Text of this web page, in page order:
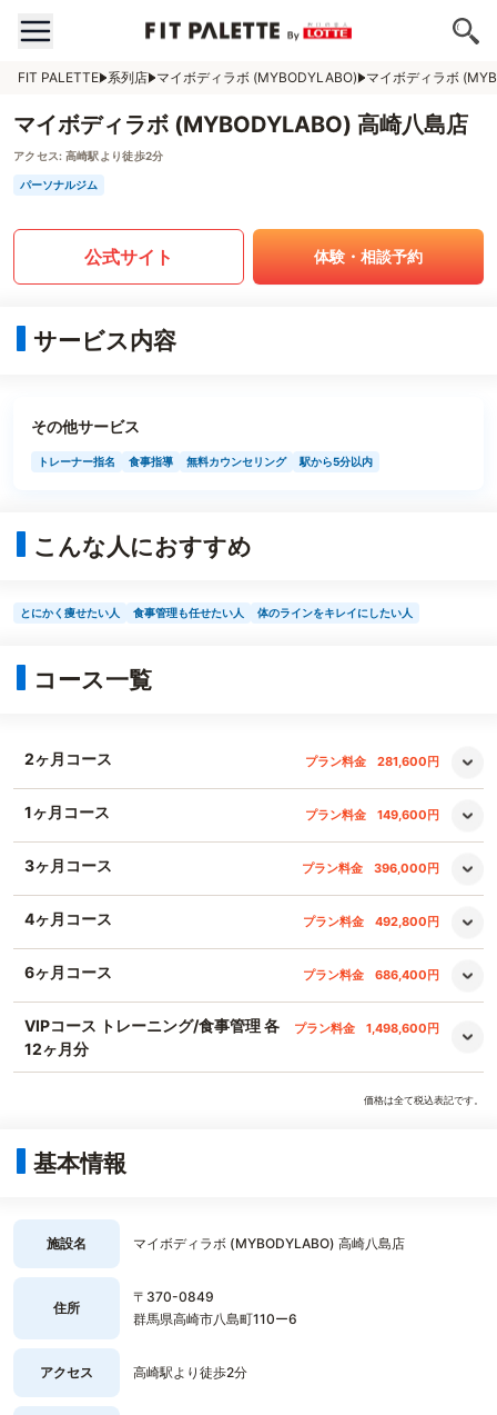
FIT PALETTE 系列店 マイボディラボ (MYBODYLABO) マイボディラボ
マイボディラボ (MYBODYLABO) 高崎八島店
アクセス: 高崎駅より徒歩2分
パーソナルジム
公式サイト 体験・相談予約
サービス内容
その他サービス
トレーナー指名 食事指導 無料カウンセリング 駅から5分以内
こんな人におすすめ
とにかく痩せたい人 食事管理も任せたい人 体のラインをキレイにしたい人
コース一覧
2ヶ月コース プラン料金 281,600円
1ヶ月コース プラン料金 149,600円
3ヶ月コース プラン料金 396,000円
4ヶ月コース プラン料金 492,800円
6ヶ月コース プラン料金 686,400円
VIPコース トレーニング/食事管理 各
12ヶ月分
プラン料金 1,498,600円
価格は全て税込表記です。
基本情報
施設名 マイボディラボ (MYBODYLABO) 高崎八島店
住所
〒370-0849
群馬県高崎市八島町110ー6
アクセス 高崎駅より徒歩2分